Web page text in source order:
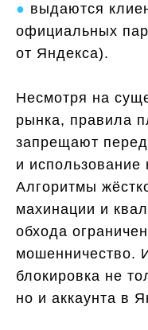
● выдаются
официальных
от Яндекса).
Несмотря на
рынка, правила
запрещают
и использование
Алгоритмы
махинации и
обхода
мошенничество.
блокировка не
но и аккаунта в